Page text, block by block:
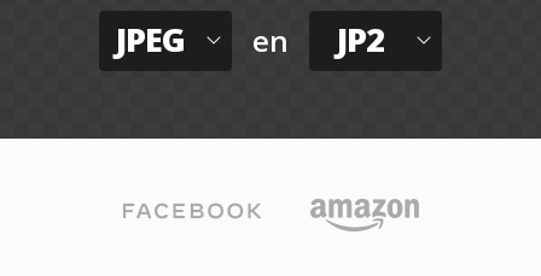
JPEG en JP2